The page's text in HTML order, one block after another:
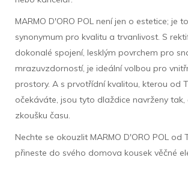
MARMO D'ORO POL není jen o estetice; je
synonymum pro kvalitu a trvanlivost. S
dokonalé spojení, lesklým povrchem pro
mrazuvzdorností, je ideální volbou pro
prostory. A s prvotřídní kvalitou, kterou od
očekáváte, jsou tyto dlaždice navrženy tak,
zkoušku času.
Nechte se okouzlit MARMO D'ORO POL od
přineste do svého domova kousek věčné